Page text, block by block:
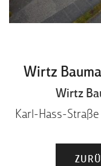
Wirtz
Wirtz
Karl-Hass-